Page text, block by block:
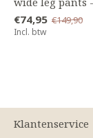
€74,95 €149,90
Incl. btw
Klantenservice